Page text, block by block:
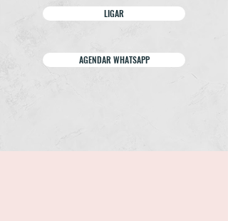
LIGAR
AGENDAR WHATSAPP